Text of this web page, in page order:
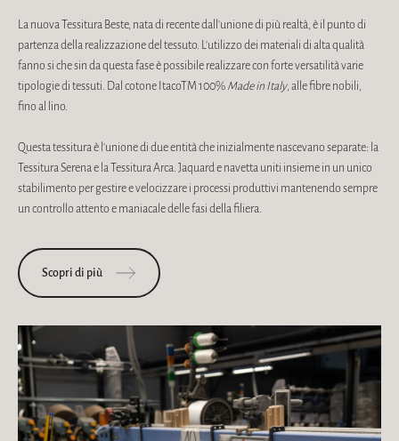
La nuova Tessitura Beste, nata di recente dall'unione di più realtà, è il punto di
partenza della realizzazione del tessuto. L'utilizzo dei materiali di alta qualità
fanno si che sin da questa fase è possibile realizzare con forte versatilità varie
tipologie di tessuti. Dal cotone ItacoTM 100% Made in Italy, alle fibre nobili,
fino al lino.
Questa tessitura è l'unione di due entità che inizialmente nascevano separate: la
Tessitura Serena e la Tessitura Arca. Jaquard e navetta uniti insieme in un unico
stabilimento per gestire e velocizzare i processi produttivi mantenendo sempre
un controllo attento e maniacale delle fasi della filiera.
Scopri di più